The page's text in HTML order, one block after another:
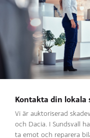
Kontakta din lokala
Vi är auktoriserad
och Dacia. I Sundsvall
ta emot och reparera